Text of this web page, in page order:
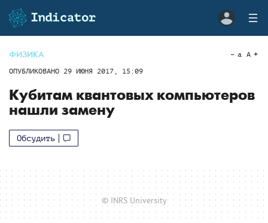
ФИЗИКА
ОПУБЛИКОВАНО 29 ИЮНЯ 2017, 15:09
a A
Кубитам квантовых компьютеров
нашли замену
Обсудить
© INRS University